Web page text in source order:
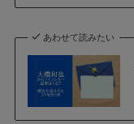
あわせて読みたい